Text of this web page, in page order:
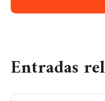
Entradas